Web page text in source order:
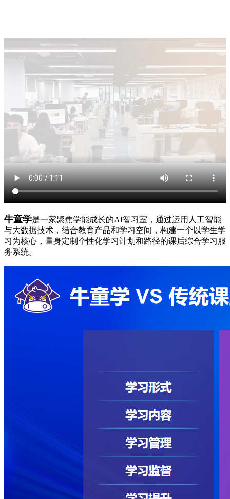
牛童学是一家聚焦学能成长的AI智习室，通过运用人工智能
与大数据技术，结合教育产品和学习空间，构建一个以学生学
习为核心，量身定制个性化学习计划和路径的课后综合学习服
务系统。